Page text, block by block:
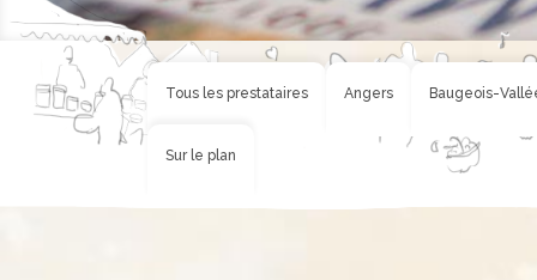
Tous les prestataires Angers Baugeois-
Sur le plan